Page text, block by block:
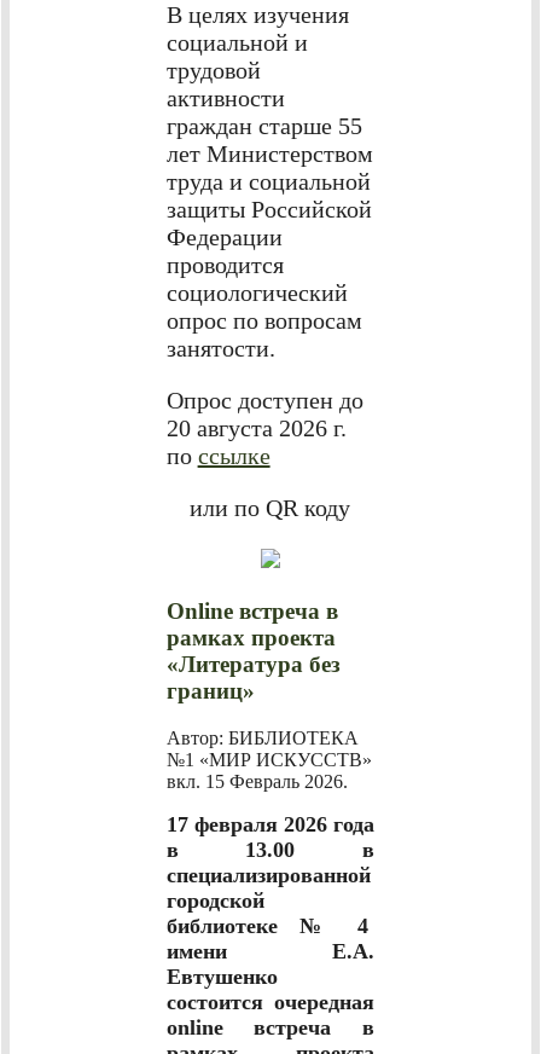
В целях изучения
социальной и
трудовой
активности
граждан старше 55
лет Министерством
труда и социальной
защиты Российской
Федерации
проводится
социологический
опрос по вопросам
занятости.
Опрос доступен до
20 августа 2026 г.
по ссылке
или по QR коду
Online встреча в
рамках проекта
«Литература без
границ»
Автор: БИБЛИОТЕКА
№1 «МИР ИСКУССТВ»
вкл. 15 Февраль 2026.
17 февраля 2026 года
в 13.00 в
специализированной
городской
библиотеке № 4
имени Е.А.
Евтушенко
состоится очередная
оnline встреча в